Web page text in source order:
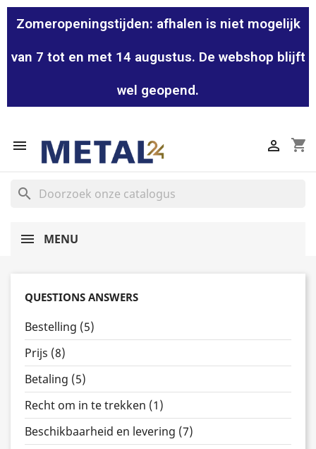
Zomeropeningstijden: afhalen is niet mogelijk
van 7 tot en met 14 augustus. De webshop blijft
wel geopend.
 shopping_cart

search
MENU
QUESTIONS ANSWERS
Bestelling (5)
Prijs (8)
Betaling (5)
Recht om in te trekken (1)
Beschikbaarheid en levering (7)